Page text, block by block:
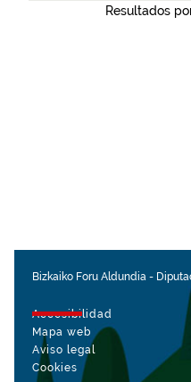
Resultados
Bizkaiko Foru Aldundia -
Accesibilidad
Mapa web
Aviso legal
Cookies